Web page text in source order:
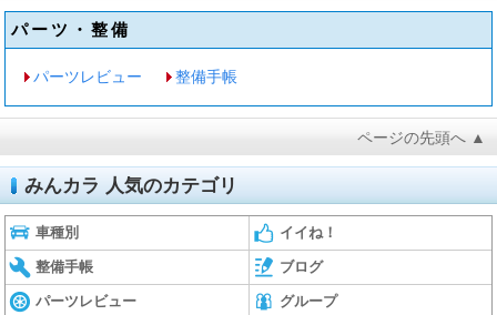
パーツ・整備
パーツレビュー 整備手帳
ページの先頭へ ▲
みんカラ 人気のカテゴリ
車種別 イイね！
整備手帳 ブログ
パーツレビュー グループ